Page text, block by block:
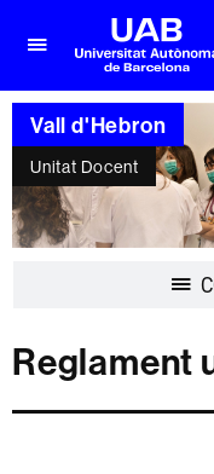
per
desplegar
el
menú
de
Unitat
Docent
Universitat
Autònoma
de
Barcelona
Vall d'Hebron
Unitat Docent
Reglament